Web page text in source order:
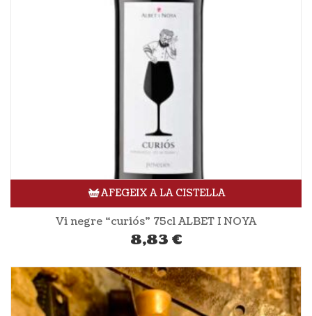
AFEGEIX A LA CISTELLA
Vi negre “curiós” 75cl ALBET I NOYA
8,83 €